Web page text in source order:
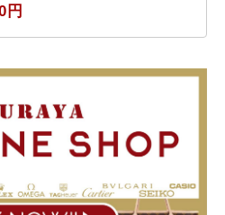
円